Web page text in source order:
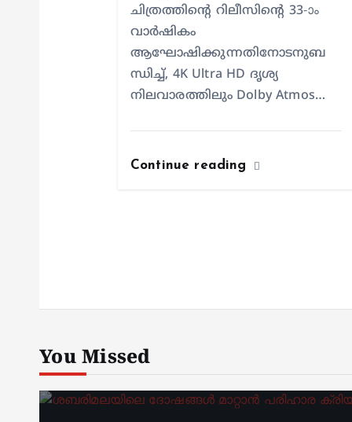
ചിത്രത്തിന്റെ റിലീസിന്റെ 33-ാം
വാർഷികം
ആഘോഷിക്കുന്നതിനോടനുബ
ന്ധിച്ച്, 4K Ultra HD ദൃശ്യ
നിലവാരത്തിലും Dolby Atmos…
Continue reading
You Missed